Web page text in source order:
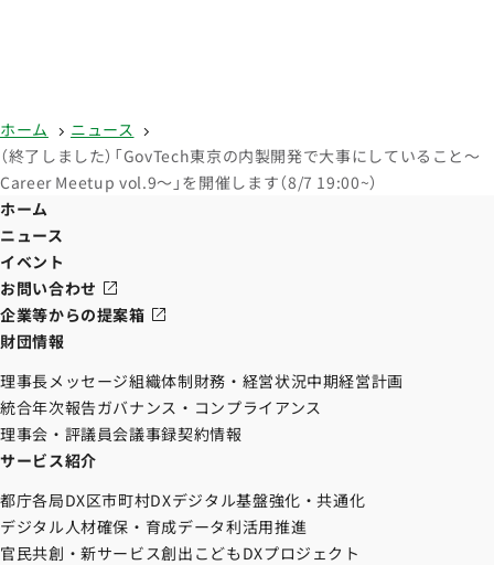
ホーム
ニュース
（終了しました）「GovTech東京の内製開発で大事にしていること～
Career Meetup vol.9～」を開催します（8/7 19:00~）
ホーム
ニュース
イベント
お問い合わせ
企業等からの提案箱
財団情報
理事長メッセージ組織体制財務・経営状況中期経営計画
統合年次報告ガバナンス・コンプライアンス
理事会・評議員会議事録契約情報
サービス紹介
都庁各局DX区市町村DXデジタル基盤強化・共通化
デジタル人材確保・育成データ利活用推進
官民共創・新サービス創出 こどもDXプロジェクト